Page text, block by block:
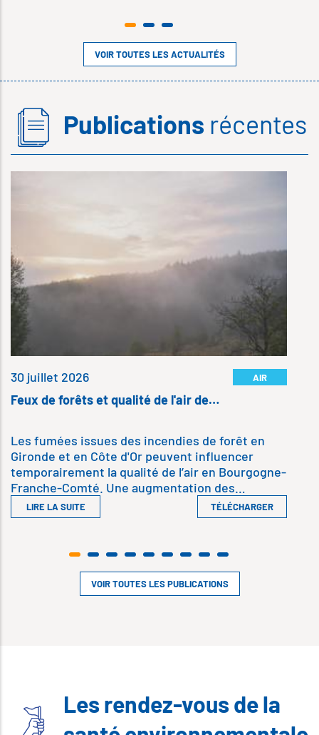
VOIR TOUTES LES ACTUALITÉS
Publications récentes
30 juillet 2026 AIR
Feux de forêts et qualité de l'air de…
Les fumées issues des incendies de forêt en
Gironde et en Côte d'Or peuvent influencer
temporairement la qualité de l’air en Bourgogne-
Franche-Comté. Une augmentation des…
LIRE LA SUITE TÉLÉCHARGER
VOIR TOUTES LES PUBLICATIONS
Les rendez-vous de la